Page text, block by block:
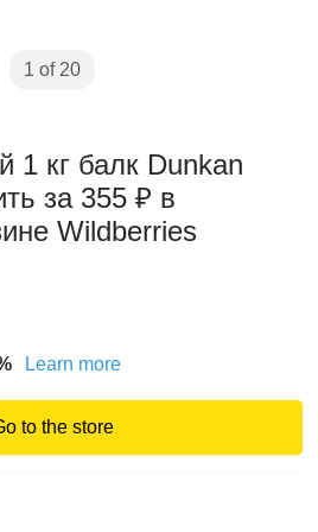
1 of 20
1 кг балк Dunkan
за 355 ₽ в
Wildberries
Learn more
to the store